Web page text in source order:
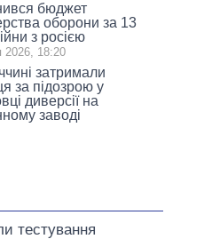
бюджет
оборони за 13
з росією
2026, 18:20
затримали
за підозрою у
диверсії на
заводі
тестування